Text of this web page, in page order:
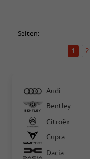
Seiten:
1 2
Audi
Bentley
Citroën
Cupra
Dacia